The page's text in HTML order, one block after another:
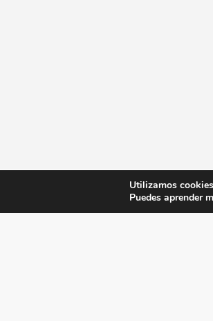
Utilizamos
Puedes aprender